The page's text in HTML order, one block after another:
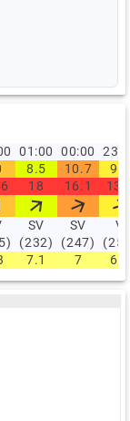
01:00 00:00
8.5 10.7
9.2
18 16.1
SV
(232)
SV
(247)
V
7.1 7 6.9